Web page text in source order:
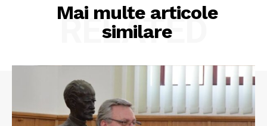
Mai multe articole
similare
RELATED